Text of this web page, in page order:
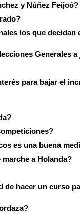
y Núñez Feijoó?
los que decidan
Generales
para bajar el
es una buena
a Holanda?
de hacer un curso